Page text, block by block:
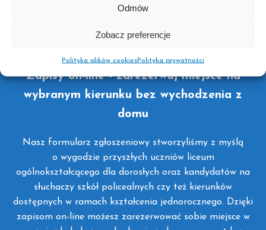
Odmów
Zobacz preferencje
Polityka plików cookiesPolityka prywatności
aby podjąć naukę w jednej ze szkół policealnych Pascal
Zapisy on-line - zarezerwuj miejsce na
wybranym kierunku bez wychodzenia z
domu
Nasz formularz zgłoszeniowy stworzyliśmy z myślą
o wygodzie przyszłych uczniów liceum
ogólnokształcącego dla dorosłych oraz kandydatów na
słuchaczy szkół policealnych czy też kierunków
dostępnych w ramach kształcenia jednorocznego. Dzięki
zapisom on-line możesz zarezerwować sobie miejsce w